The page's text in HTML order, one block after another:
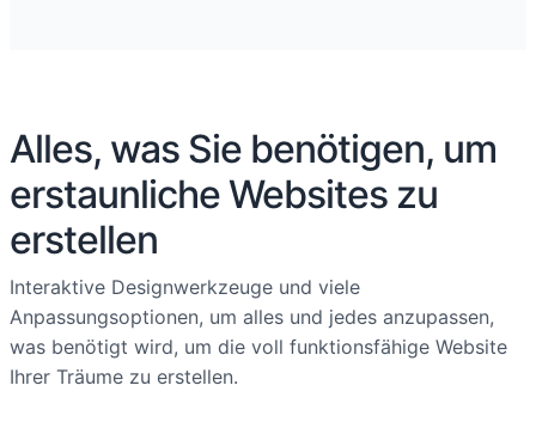
Alles, was Sie benötigen, um
erstaunliche Websites zu
erstellen
Interaktive Designwerkzeuge und viele
Anpassungsoptionen, um alles und jedes anzupassen,
was benötigt wird, um die voll funktionsfähige Website
Ihrer Träume zu erstellen.